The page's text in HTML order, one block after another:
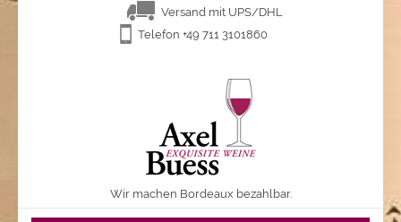
Versand mit UPS/DHL
Telefon +49 711 3101860
Wir machen Bordeaux bezahlbar.